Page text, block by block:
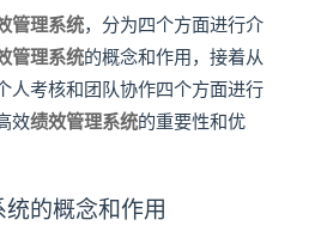
管理系统，分为四个方面进行介
管理系统的概念和作用，接着从
人考核和团队协作四个方面进行
效绩效管理系统的重要性和优
的概念和作用